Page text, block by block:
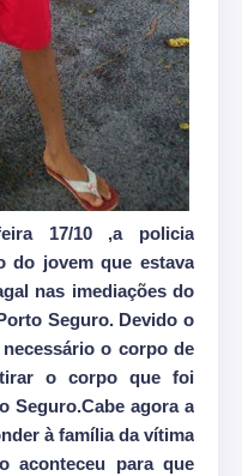
17/10 ,a policia
do jovem que estava
nas imediações do
Seguro. Devido o
o corpo de
o corpo que foi
Seguro.Cabe agora a
à família da vítima
aconteceu para que